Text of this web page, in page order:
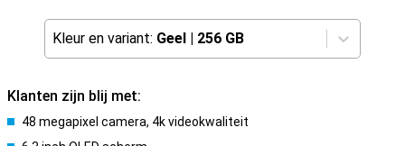
Kleur en variant: Geel | 256 GB
Klanten zijn blij met:
48 megapixel camera, 4k videokwaliteit